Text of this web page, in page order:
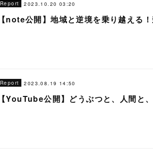
Report 2023.10.20 03:20
【note公開】地域と逆境を乗り越える
Report 2023.08.19 14:50
【YouTube公開】どうぶつと、人間と